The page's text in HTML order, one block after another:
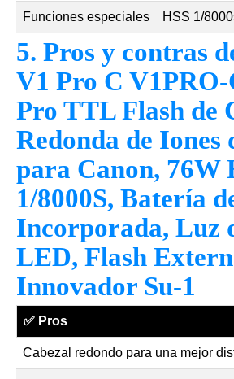
Funciones especiales HSS 1/
5. Pros y contras
V1 Pro C
Pro TTL Flash de
Redonda de Iones
para Canon, 76W
1/8000S, Batería
Incorporada, Luz
LED, Flash
Innovador Su-1
✅ Pros
Cabezal redondo para una mejor